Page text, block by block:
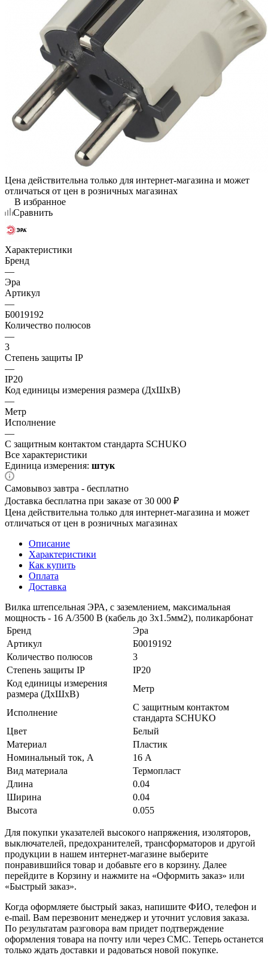
Цена действительна только для интернет-магазина и может
отличаться от цен в розничных магазинах
В избранное
Сравнить
Характеристики
Бренд
—
Эра
Артикул
—
Б0019192
Количество полюсов
—
3
Степень защиты IP
—
IP20
Код единицы измерения размера (ДхШхВ)
—
Метр
Исполнение
—
С защитным контактом стандарта SCHUKO
Все характеристики
Единица измерения: штук
Самовывоз завтра - бесплатно
Доставка бесплатна при заказе от 30 000 ₽
Цена действительна только для интернет-магазина и может
отличаться от цен в розничных магазинах
Описание
Характеристики
Как купить
Оплата
Доставка
Вилка штепсельная ЭРА, с заземлением, максимальная
мощность - 16 A/3500 В (кабель до 3x1.5мм2), поликарбонат
Бренд
Эра
Артикул
Б0019192
Количество полюсов
3
Степень защиты IP
IP20
Код единицы измерения
размера (ДхШхВ)
Метр
Исполнение
С защитным контактом
стандарта SCHUKO
Цвет
Белый
Материал
Пластик
Номинальный ток, А
16 А
Вид материала
Термопласт
Длина
0.04
Ширина
0.04
Высота
0.055
Для покупки указателей высокого напряжения, изоляторов,
выключателей, предохранителей, трансформаторов и другой
продукции в нашем интернет-магазине выберите
понравившийся товар и добавьте его в корзину. Далее
перейдите в Корзину и нажмите на «Оформить заказ» или
«Быстрый заказ».
Когда оформляете быстрый заказ, напишите ФИО, телефон и
e-mail. Вам перезвонит менеджер и уточнит условия заказа.
По результатам разговора вам придет подтверждение
оформления товара на почту или через СМС. Теперь останется
только ждать доставки и радоваться новой покупке.